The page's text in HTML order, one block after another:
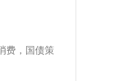
费，国债策